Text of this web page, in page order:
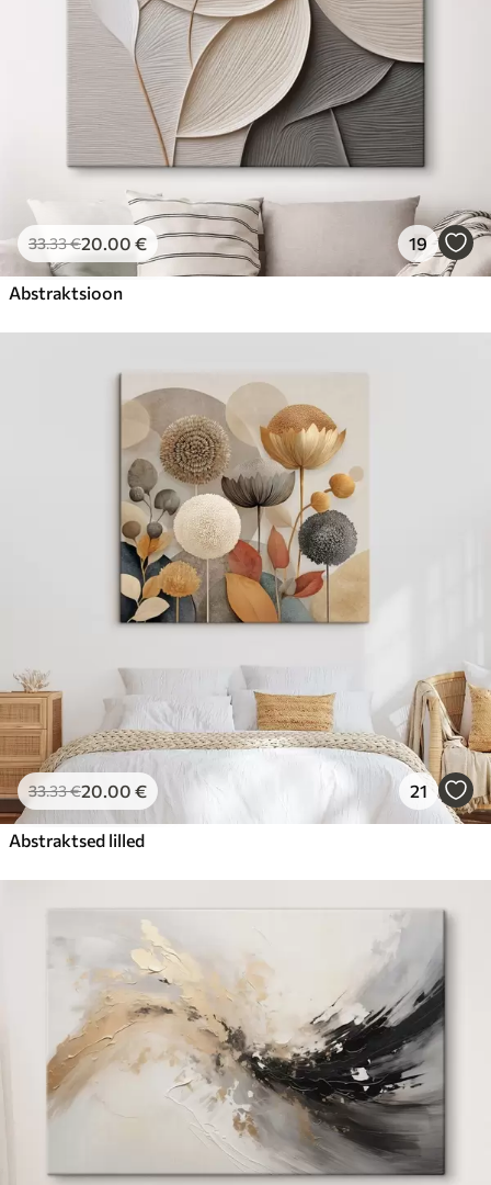
33.33€20.00 € 19
Abstraktsioon
33.33€20.00 € 21
Abstraktsed lilled